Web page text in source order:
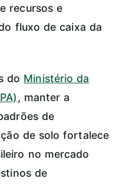
recursos e
fluxo de caixa da
do Ministério da
, manter a
de
de solo fortalece
no mercado
de